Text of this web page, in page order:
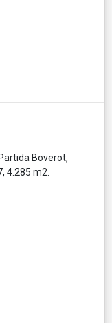
Boverot,
4.285 m2.